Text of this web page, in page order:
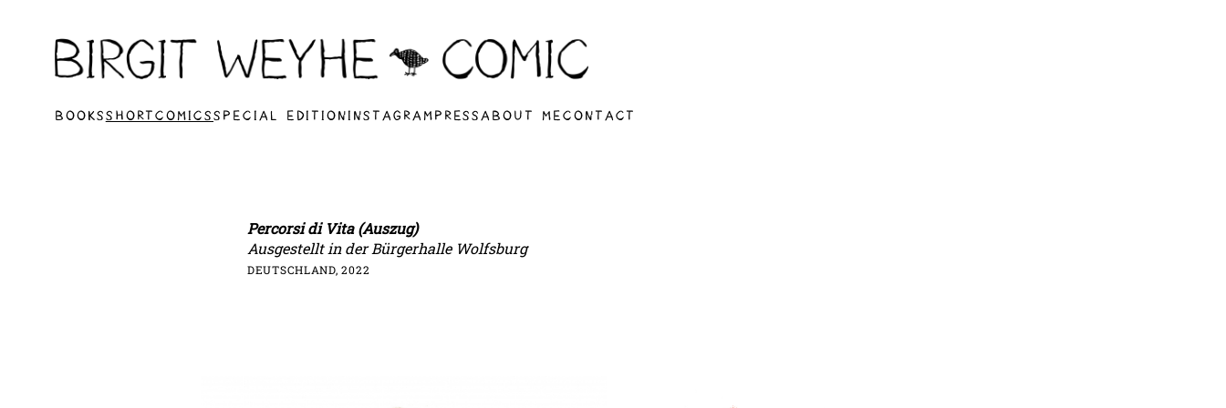
BOOKSSHORTCOMICSSPECIAL EDITIONINSTAGRAMPRESS ABOUT MECONTACT
Percorsi di Vita (Auszug)
Ausgestellt in der Bürgerhalle Wolfsburg
DEUTSCHLAND, 2022